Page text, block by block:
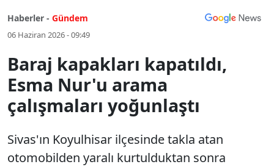
Haberler - Gündem
06 Haziran 2026 - 09:49
Baraj kapakları kapatıldı,
Esma Nur'u arama
çalışmaları yoğunlaştı
Sivas'ın Koyulhisar ilçesinde takla atan
otomobilden yaralı kurtulduktan sonra